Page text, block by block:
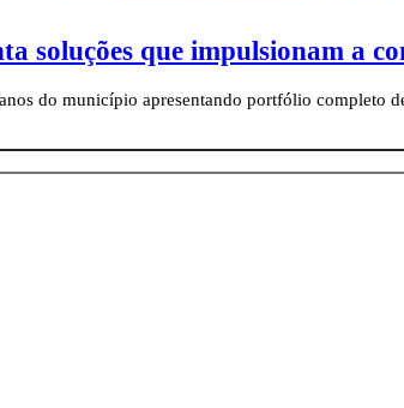
soluções que impulsionam a
do município apresentando portfólio completo